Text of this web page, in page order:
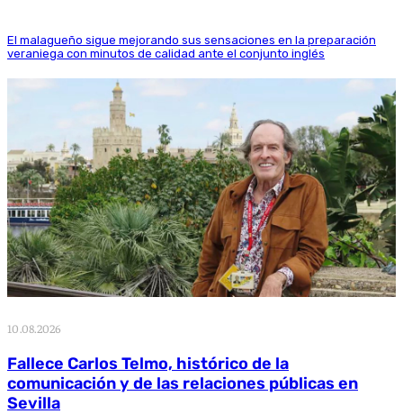
El malagueño sigue mejorando sus sensaciones en la preparación
veraniega con minutos de calidad ante el conjunto inglés
10.08.2026
Fallece Carlos Telmo, histórico de la
comunicación y de las relaciones públicas en
Sevilla